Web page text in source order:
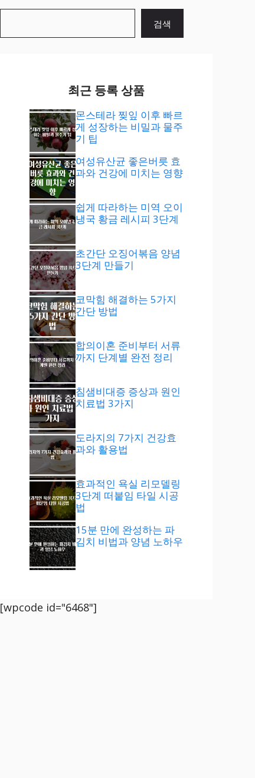
검색
최근 등록 상품
몬스테라 찢잎 이후 빠르
게 성장하는 비밀과 물주
기 팁
여성유산균 좋은버릇 효
과와 건강에 미치는 영향
쉽게 따라하는 미역 오이
냉국 황금 레시피 3단계
초간단 오징어볶음 양념
3단계 만들기
코막힘 해결하는 5가지
간단 방법
합의이혼 준비부터 서류
까지 단계별 완전 정리
침샘비대증 증상과 원인
치료법 3가지
도라지의 7가지 건강효
과와 활용법
효과적인 욕실 리모델링
3단계 떠붙임 타일 시공
법
15분 만에 완성하는 파
김치 비법과 양념 노하우
[wpcode id="6468"]